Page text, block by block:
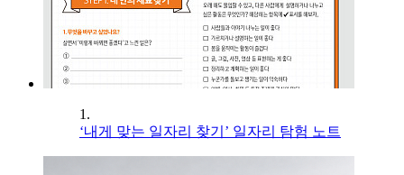
1.
‘내게 맞는 일자리 찾기’ 일자리 탐험 노트